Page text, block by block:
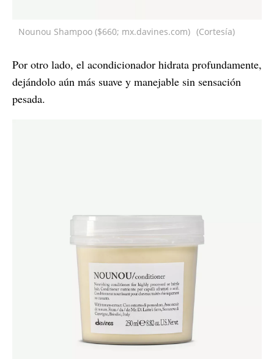
Nounou Shampoo ($660; mx.davines.com) (Cortesía)
Por otro lado, el acondicionador hidrata profundamente,
dejándolo aún más suave y manejable sin sensación
pesada.